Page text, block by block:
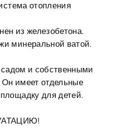
отопления
из железобетона.
минеральной ватой.
и собственными
имеет отдельные
для детей.